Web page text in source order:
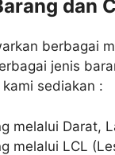
dan
berbagai
jenis
sediakan :
melalui Darat,
melalui LCL